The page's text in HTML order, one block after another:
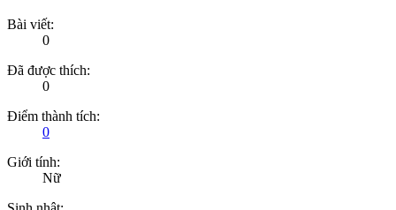
Bài viết:
0
Đã được thích:
0
Điểm thành tích:
0
Giới tính:
Nữ